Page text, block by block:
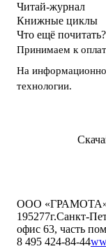
Читай-журнал
Книжные циклы
Что ещё почитать?
Принимаем к
На
технологии.
ООО
195277г.Санкт-
офис 63, часть
8 495 424-84-44